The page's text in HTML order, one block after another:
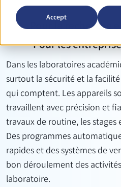
Accept
Pour la recherche
Pour les
Dans les laboratoires
surtout la sécurité et la
qui comptent. Les appareils
travaillent avec précision et
travaux de routine, les stages
Des programmes
rapides et des systèmes de
bon déroulement des
laboratoire.